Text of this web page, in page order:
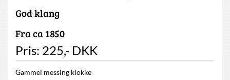
God klang
Fra ca 1850
Pris: 225,- DKK
Gammel messing klokke